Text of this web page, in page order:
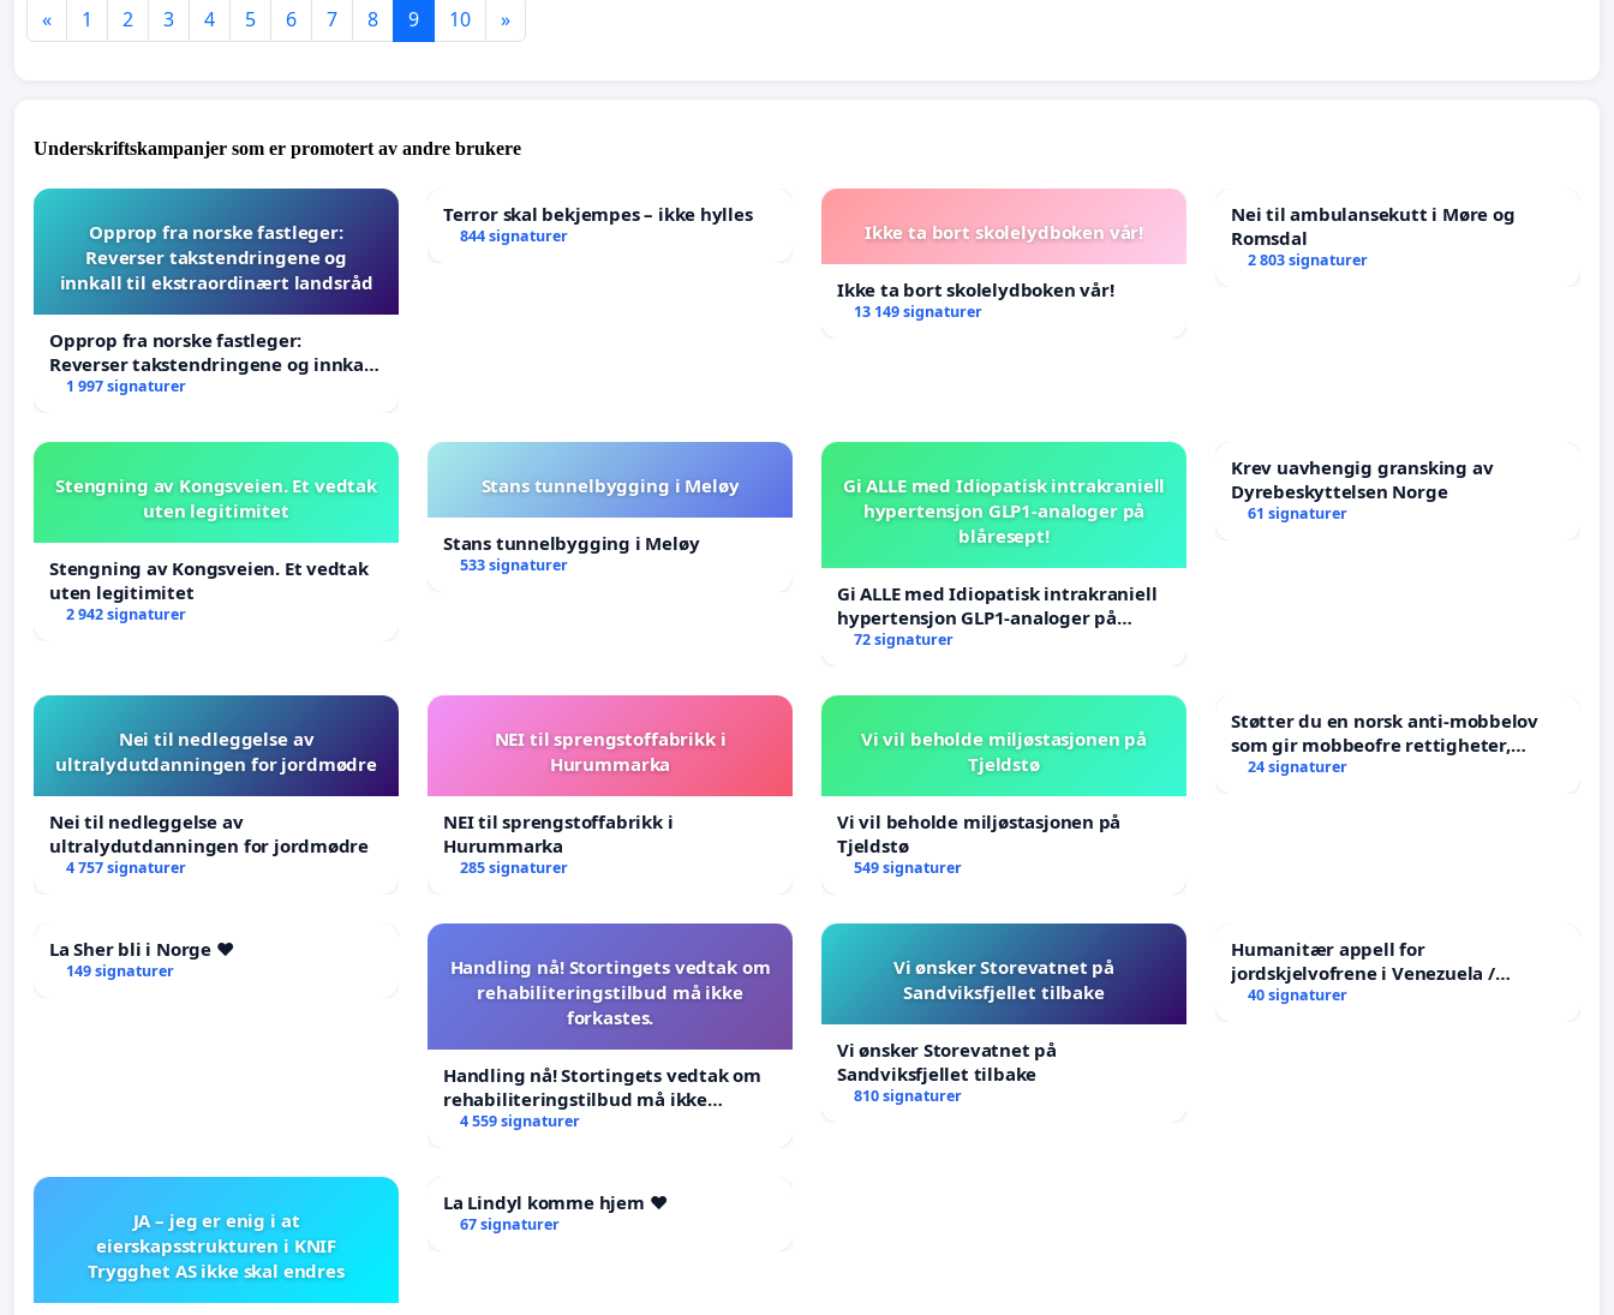
« 1 2 3 4 5 6 7 8 9 10 »
Underskriftskampanjer som er promotert av andre brukere
Opprop fra norske fastleger:
Reverser takstendringene og
innkall til ekstraordinært landsråd
Opprop fra norske fastleger:
Reverser takstendringene og innkall
til ekstraordinært landsråd
1 997 signaturer
Terror skal bekjempes – ikke hylles
844 signaturer Ikke ta bort skolelydboken vår!
Ikke ta bort skolelydboken vår!
13 149 signaturer
Nei til ambulansekutt i Møre og
Romsdal
2 803 signaturer
Stengning av Kongsveien. Et vedtak
uten legitimitet
Stengning av Kongsveien. Et vedtak
uten legitimitet
2 942 signaturer
Stans tunnelbygging i Meløy
Stans tunnelbygging i Meløy
533 signaturer
Gi ALLE med Idiopatisk intrakraniell
hypertensjon GLP1-analoger på
blåresept!
Gi ALLE med Idiopatisk intrakraniell
hypertensjon GLP1-analoger på
blåresept!
72 signaturer
Krev uavhengig gransking av
Dyrebeskyttelsen Norge
61 signaturer
Nei til nedleggelse av
ultralydutdanningen for jordmødre
Nei til nedleggelse av
ultralydutdanningen for jordmødre
4 757 signaturer
NEI til sprengstoffabrikk i
Hurummarka
NEI til sprengstoffabrikk i
Hurummarka
285 signaturer
Vi vil beholde miljøstasjonen på
Tjeldstø
Vi vil beholde miljøstasjonen på
Tjeldstø
549 signaturer
Støtter du en norsk anti-mobbelov
som gir mobbeofre rettigheter,
oppreisning og hjelp?
24 signaturer
La Sher bli i Norge ❤️
149 signaturer
Handling nå! Stortingets vedtak om
rehabiliteringstilbud må ikke
forkastes.
Handling nå! Stortingets vedtak om
rehabiliteringstilbud må ikke
forkastes.
4 559 signaturer
Vi ønsker Storevatnet på
Sandviksfjellet tilbake
Vi ønsker Storevatnet på
Sandviksfjellet tilbake
810 signaturer
Humanitær appell for
jordskjelvofrene i Venezuela /
Humanitarian Appeal for the
40 signaturer
JA – jeg er enig i at
eierskapsstrukturen i KNIF
Trygghet AS ikke skal endres
La Lindyl komme hjem ❤️
67 signaturer